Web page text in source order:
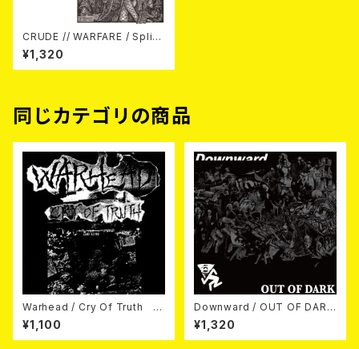
CRUDE // WARFARE / Split
7EP
¥1,320
同じカテゴリの商品
Warhead / Cry Of Truth 7
EP
¥1,100
Downward / OUT OF DARK
7EP
¥1,320